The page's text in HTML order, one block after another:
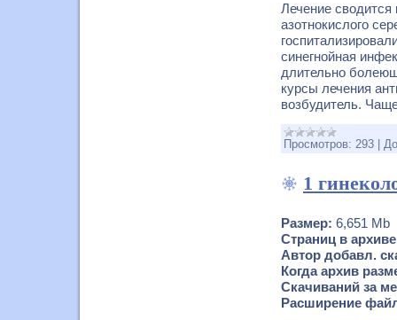
Лечение
азотнокислого
синегнойная
длительно
курсы лечения
возбудитель.
Просмотров: 293
1
Размер: 6,651 Mb
Страниц в
Автор добавл.
Когда архив
Скачиваний за
Расширение